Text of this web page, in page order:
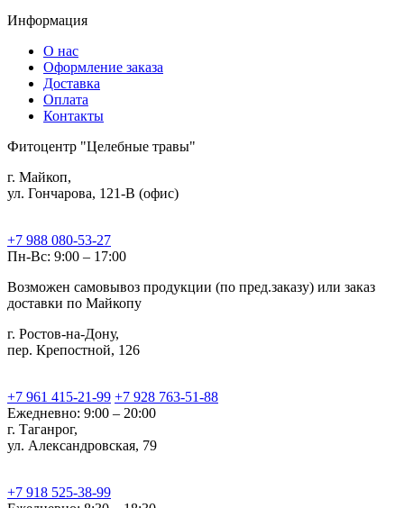
Информация
О нас
Оформление заказа
Доставка
Оплата
Контакты
Фитоцентр "Целебные травы"
г. Майкоп,
ул. Гончарова, 121-В (офис)
+7 988 080-53-27
Пн-Вс: 9:00 – 17:00
Возможен самовывоз продукции (по пред.заказу) или заказ
доставки по Майкопу
г. Ростов-на-Дону,
пер. Крепостной, 126
+7 961 415-21-99 +7 928 763-51-88
Ежедневно: 9:00 – 20:00
г. Таганрог,
ул. Александровская, 79
+7 918 525-38-99